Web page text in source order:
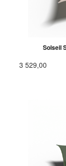
Solseil
3 529,00